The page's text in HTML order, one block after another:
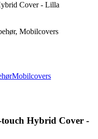
Cover - Lilla
Mobilcovers
Mobilcovers
Hybrid Cover -